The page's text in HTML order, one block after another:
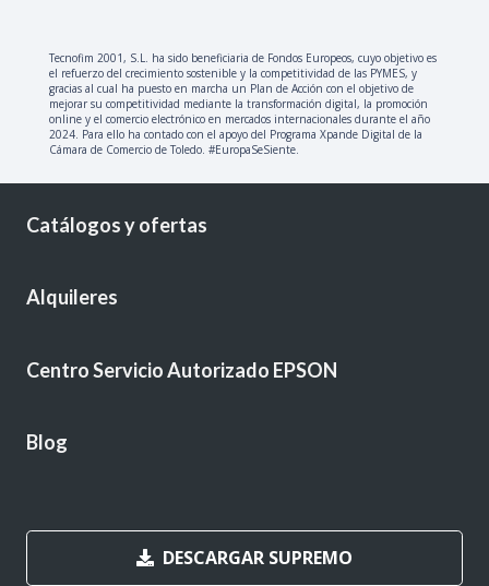
Tecnofim 2001, S.L. ha sido beneficiaria de Fondos Europeos, cuyo objetivo es
el refuerzo del crecimiento sostenible y la competitividad de las PYMES, y
gracias al cual ha puesto en marcha un Plan de Acción con el objetivo de
mejorar su competitividad mediante la transformación digital, la promoción
online y el comercio electrónico en mercados internacionales durante el año
2024. Para ello ha contado con el apoyo del Programa Xpande Digital de la
Cámara de Comercio de Toledo. #EuropaSeSiente.
Catálogos y ofertas
Alquileres
Centro Servicio Autorizado EPSON
Blog
DESCARGAR SUPREMO